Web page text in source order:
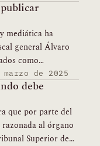
mediática ha
general Álvaro
como…
marzo de 2025
debe
que por parte del
al órgano
Superior de…